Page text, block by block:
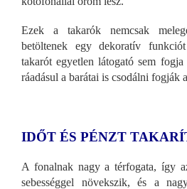
Ezek a takarók nemcsak
betöltenek egy dekoratív
takarót egyetlen látogató sem
ráadásul a barátai is csodálni fogják
IDŐT ÉS PÉNZT
A fonalnak nagy a térfogata, így
sebességgel növekszik, és a